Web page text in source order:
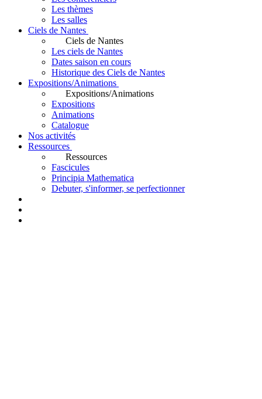
Les thèmes
Les salles
Ciels de Nantes
Ciels de Nantes
Les ciels de Nantes
Dates saison en cours
Historique des Ciels de Nantes
Expositions/Animations
Expositions/Animations
Expositions
Animations
Catalogue
Nos activités
Ressources
Ressources
Fascicules
Principia Mathematica
Debuter, s'informer, se perfectionner